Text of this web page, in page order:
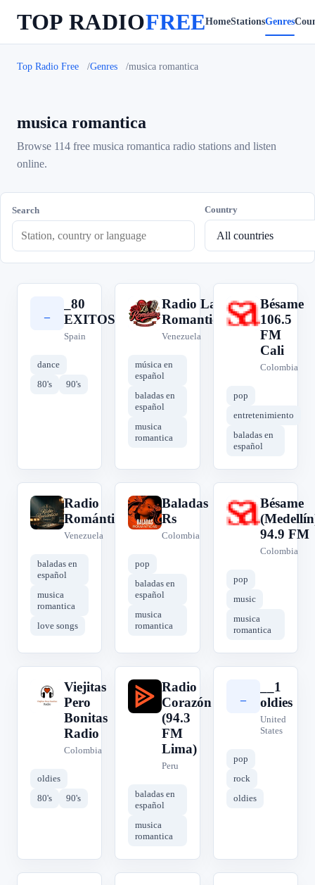
TOP RADIOFREEHomeStationsGenres
Top Radio Free Genres musica romantica
musica romantica
Browse 114 free musica romantica radio stations and listen
online.
Search Country
_80
EXITOS
Spain
dance
80's
90's
R
Radio La
Romantica
Venezuela
música en
español
baladas en
español
musica
romantica
B
Bésame
106.5
FM
Cali
Colombia
pop
entretenimiento
baladas en
español
R
Radio
Romántica
Venezuela
baladas en
español
musica
romantica
love songs
B
Baladas
Rs
Colombia
pop
baladas en
español
musica
romantica
B
Bésame
94.9 FM
Colombia
pop
music
musica
romantica
V
Viejitas
Pero
Bonitas
Radio
Colombia
oldies
80's
90's
R
Radio
Corazón
(94.3
FM
Lima)
Peru
baladas en
español
musica
romantica
__1
oldies
United
States
pop
rock
oldies